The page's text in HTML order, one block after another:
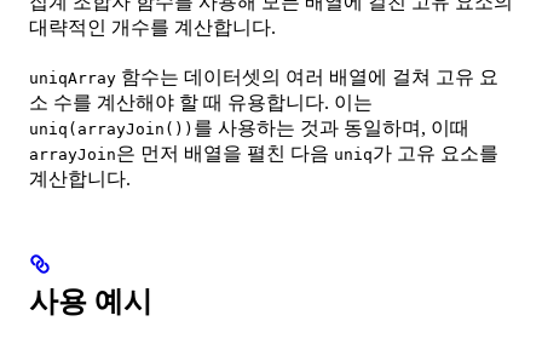
대략적인 개수를 계산합니다.
uniqArray 함수는 데이터셋의 여러 배열에 걸쳐 고유 요
소 수를 계산해야 할 때 유용합니다. 이는
uniq(arrayJoin()) 를 사용하는 것과 동일하며, 이때
arrayJoin은 먼저 배열을 펼친 다음 uniq가 고유 요소를
계산합니다.
사용 예시